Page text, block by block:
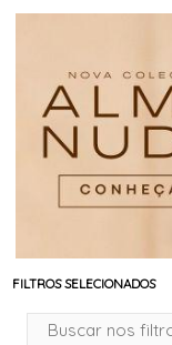
FILTROS SELECIONADOS